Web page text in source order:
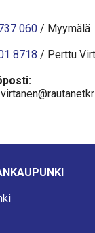
060 / Myymälä
8718 / Perttu